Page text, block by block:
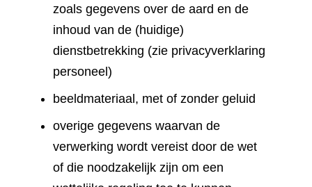
zoals gegevens over de aard en de
inhoud van de (huidige)
dienstbetrekking (zie privacyverklaring
personeel)
beeldmateriaal, met of zonder geluid
overige gegevens waarvan de
verwerking wordt vereist door de wet
of die noodzakelijk zijn om een